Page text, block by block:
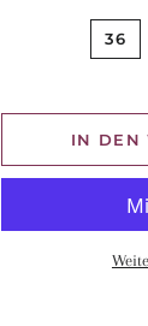
36
IN DEN